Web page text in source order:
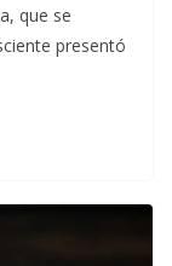
que se
presentó